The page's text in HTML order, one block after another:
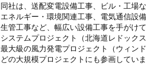
同社は、送配変電設備工事、ビル・工場
エネルギー・環境関連工事、電気通信設
生管工事など、幅広い設備工事を手がけ
システムプロジェクト（北海道レドック
最大級の風力発電プロジェクト（ウィン
どの大規模プロジェクトにも参画していま